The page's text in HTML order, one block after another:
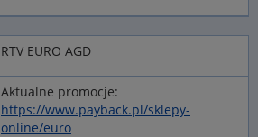
RTV EURO AGD
Aktualne promocje:
https://www.payback.pl/sklepy-
online/euro